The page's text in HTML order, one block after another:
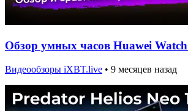
Обзор умных часов Huawei
Видеообзоры iXBT.live • 9 месяцев назад